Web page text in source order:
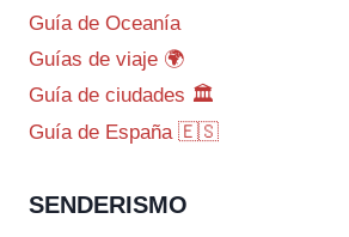
Guía de Oceanía
Guías de viaje 🌍
Guía de ciudades 🏛️
Guía de España 🇪🇸
SENDERISMO